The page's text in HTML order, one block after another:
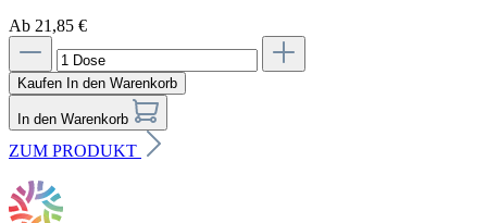
Ab 21,85 €
Kaufen In den Warenkorb
In den Warenkorb
ZUM PRODUKT